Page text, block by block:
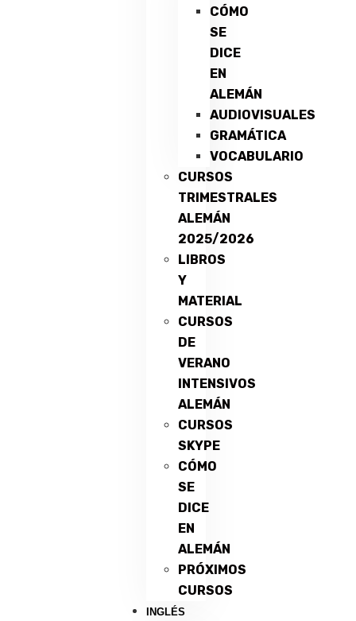
CÓMO
SE
DICE
EN
ALEMÁN
AUDIOVISUALES
GRAMÁTICA
VOCABULARIO
CURSOS
TRIMESTRALES
ALEMÁN
2025/2026
LIBROS
Y
MATERIAL
CURSOS
DE
VERANO
INTENSIVOS
ALEMÁN
CURSOS
SKYPE
CÓMO
SE
DICE
EN
ALEMÁN
PRÓXIMOS
CURSOS
INGLÉS